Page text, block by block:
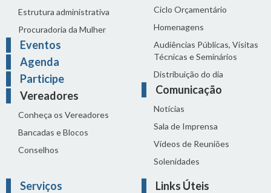
Estrutura administrativa
Procuradoria da Mulher
Eventos
Agenda
Participe
Vereadores
Conheça os Vereadores
Bancadas e Blocos
Conselhos
Ciclo Orçamentário
Homenagens
Audiências Públicas, Visitas
Técnicas e Seminários
Distribuição do dia
Comunicação
Notícias
Sala de Imprensa
Vídeos de Reuniões
Solenidades
Serviços Links Úteis